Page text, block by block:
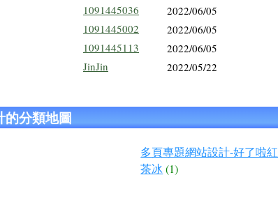
1091445036
2022/06/05
1091445002
2022/06/05
1091445113
2022/06/05
JinJin 2022/05/22
的分類地圖
多頁專題網站設計-好了啦紅
茶冰 (1)